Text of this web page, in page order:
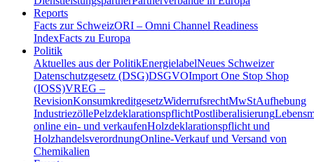
Reports
Facts zur SchweizORI – Omni Channel Readiness
IndexFacts zu Europa
Politik
Aktuelles aus der PolitikEnergielabelNeues Schweizer
Datenschutzgesetz (DSG)DSGVOImport One Stop Shop
(IOSS)VREG –
RevisionKonsumkreditgesetzWiderrufsrechtMwStAufhebung
IndustriezöllePelzdeklarationspflichtPostliberalisierung
online ein- und verkaufenHolzdeklarationspflicht und
HolzhandelsverordnungOnline-Verkauf und Versand von
Chemikalien